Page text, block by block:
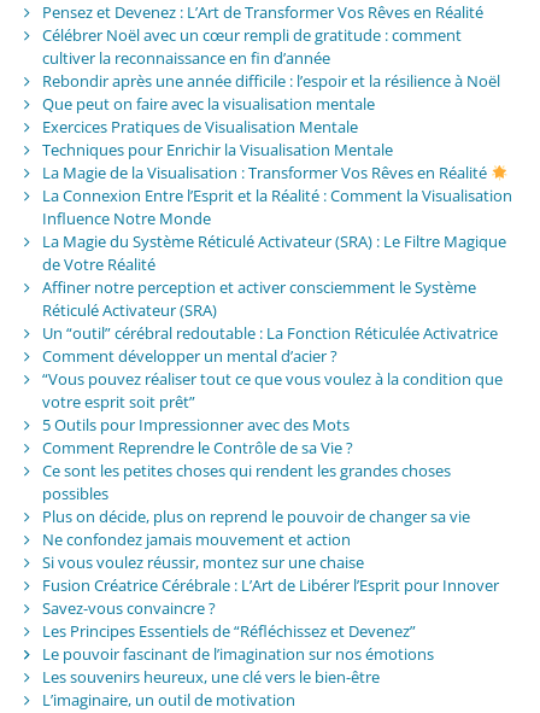
Pensez et Devenez : L’Art de Transformer Vos Rêves en Réalité
Célébrer Noël avec un cœur rempli de gratitude : comment
cultiver la reconnaissance en fin d’année
Rebondir après une année difficile : l’espoir et la résilience à Noël
Que peut on faire avec la visualisation mentale
Exercices Pratiques de Visualisation Mentale
Techniques pour Enrichir la Visualisation Mentale
La Magie de la Visualisation : Transformer Vos Rêves en Réalité
La Connexion Entre l’Esprit et la Réalité : Comment la Visualisation
Influence Notre Monde
La Magie du Système Réticulé Activateur (SRA) : Le Filtre Magique
de Votre Réalité
Affiner notre perception et activer consciemment le Système
Réticulé Activateur (SRA)
Un “outil” cérébral redoutable : La Fonction Réticulée Activatrice
Comment développer un mental d’acier ?
“Vous pouvez réaliser tout ce que vous voulez à la condition que
votre esprit soit prêt”
5 Outils pour Impressionner avec des Mots
Comment Reprendre le Contrôle de sa Vie ?
Ce sont les petites choses qui rendent les grandes choses
possibles
Plus on décide, plus on reprend le pouvoir de changer sa vie
Ne confondez jamais mouvement et action
Si vous voulez réussir, montez sur une chaise
Fusion Créatrice Cérébrale : L’Art de Libérer l’Esprit pour Innover
Savez-vous convaincre ?
Les Principes Essentiels de “Réfléchissez et Devenez”
Le pouvoir fascinant de l’imagination sur nos émotions
Les souvenirs heureux, une clé vers le bien-être
L’imaginaire, un outil de motivation